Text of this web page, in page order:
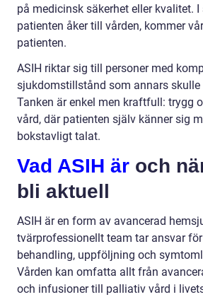
på medicinsk säkerhet eller kvalitet.
patienten åker till vården, kommer
patienten.
ASIH riktar sig till personer med
sjukdomstillstånd som annars skulle
Tanken är enkel men kraftfull: trygg
vård, där patienten själv känner sig
bokstavligt talat.
Vad ASIH är och
bli aktuell
ASIH är en form av avancerad
tvärprofessionellt team tar ansvar
behandling, uppföljning och
Vården kan omfatta allt från
och infusioner till palliativ vård i